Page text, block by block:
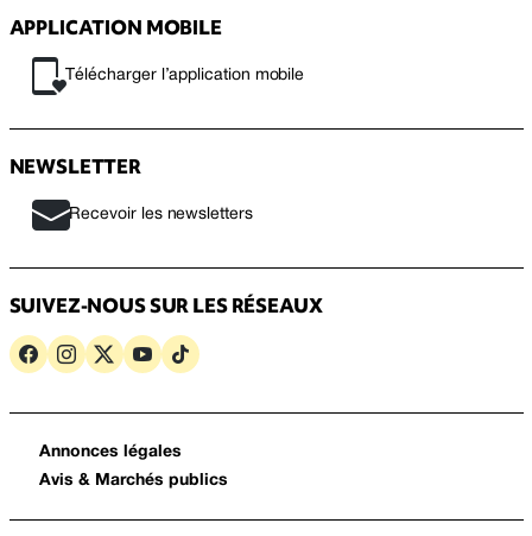
APPLICATION MOBILE
Télécharger l’application mobile
NEWSLETTER
Recevoir les newsletters
SUIVEZ-NOUS SUR LES RÉSEAUX
Annonces légales
Avis & Marchés publics